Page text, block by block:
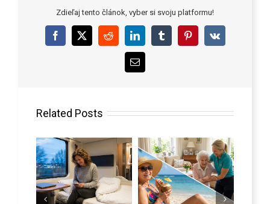
Zdieľaj tento článok, vyber si svoju platformu!
Facebook
X RedditLinkedInTumblrPinterest
Vk
Email
Related Posts